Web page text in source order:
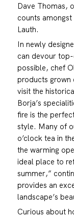
Dave Thomas,
counts
Lauth.
In newly
can devour
possible, chef
products grown
visit the
Borja’s
fire is the
style. Many of
o’clock tea in
the warming
ideal place to
summer,”
provides an
landscape’s
Curious about